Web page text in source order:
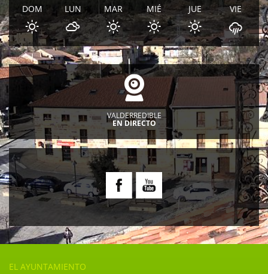
DOM LUN MAR MIÉ JUE VIE
VALDERREDIBLE
EN DIRECTO
EL AYUNTAMIENTO